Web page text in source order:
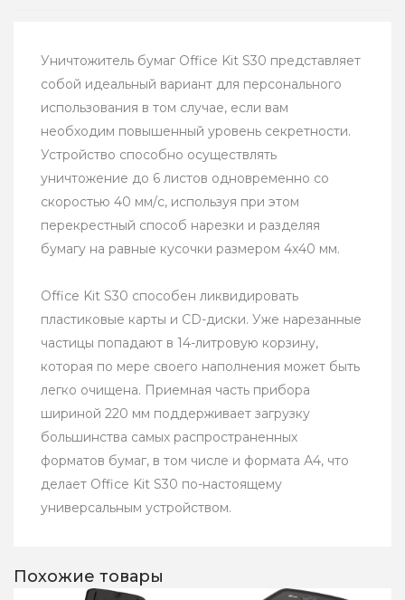
Уничтожитель бумаг Office Kit S30 представляет
собой идеальный вариант для персонального
использования в том случае, если вам
необходим повышенный уровень секретности.
Устройство способно осуществлять
уничтожение до 6 листов одновременно со
скоростью 40 мм/с, используя при этом
перекрестный способ нарезки и разделяя
бумагу на равные кусочки размером 4х40 мм.
Office Kit S30 способен ликвидировать
пластиковые карты и CD-диски. Уже нарезанные
частицы попадают в 14-литровую корзину,
которая по мере своего наполнения может быть
легко очищена. Приемная часть прибора
шириной 220 мм поддерживает загрузку
большинства самых распространенных
форматов бумаг, в том числе и формата А4, что
делает Office Kit S30 по-настоящему
универсальным устройством.
Похожие товары